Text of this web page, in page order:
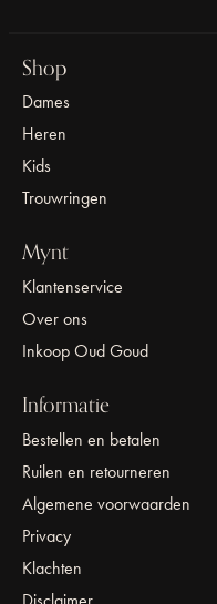
Shop
Dames
Heren
Kids
Trouwringen
Mynt
Klantenservice
Over ons
Inkoop Oud Goud
Informatie
Bestellen en betalen
Ruilen en retourneren
Algemene voorwaarden
Privacy
Klachten